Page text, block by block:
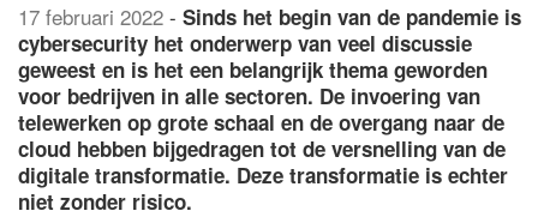
17 februari 2022 - Sinds het begin van de pandemie is
cybersecurity het onderwerp van veel discussie
geweest en is het een belangrijk thema geworden
voor bedrijven in alle sectoren. De invoering van
telewerken op grote schaal en de overgang naar de
cloud hebben bijgedragen tot de versnelling van de
digitale transformatie. Deze transformatie is echter
niet zonder risico.